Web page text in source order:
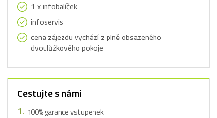
1 x infobalíček
infoservis
cena zájezdu vychází z plně obsazeného
dvoulůžkového pokoje
Cestujte s námi
100% garance vstupenek